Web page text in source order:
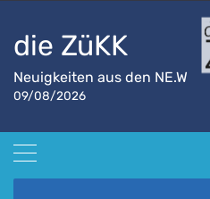
die ZüKK
Neuigkeiten aus den NE.W
09/08/2026